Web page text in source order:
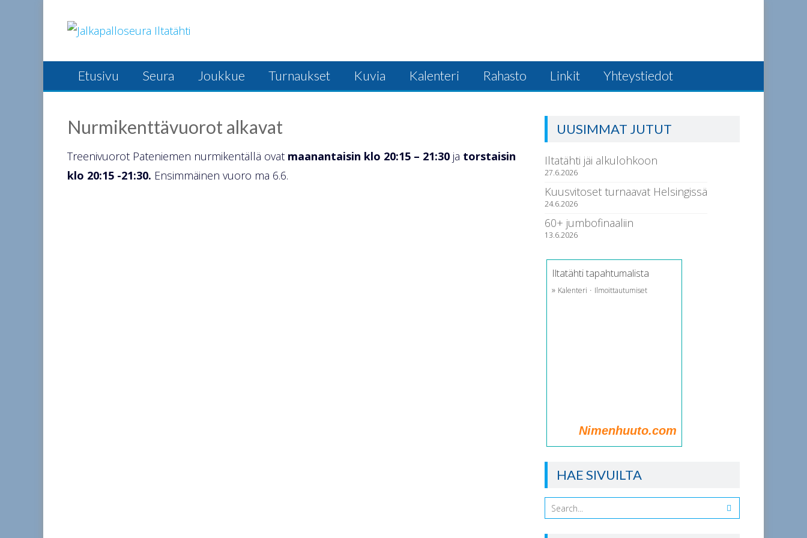
Etusivu Seura Joukkue Turnaukset Kuvia Kalenteri Rahasto Linkit Yhteystiedot
Nurmikenttävuorot alkavat
Treenivuorot Pateniemen nurmikentällä ovat maanantaisin klo 20:15 – 21:30 ja torstaisin
klo 20:15 -21:30. Ensimmäinen vuoro ma 6.6.
UUSIMMAT JUTUT
Iltatähti jäi alkulohkoon
27.6.2026
Kuusvitoset turnaavat Helsingissä
24.6.2026
60+ jumbofinaaliin
13.6.2026
Iltatähti tapahtumalista
» Kalenteri · Ilmoittautumiset
Nimenhuuto.com
HAE SIVUILTA